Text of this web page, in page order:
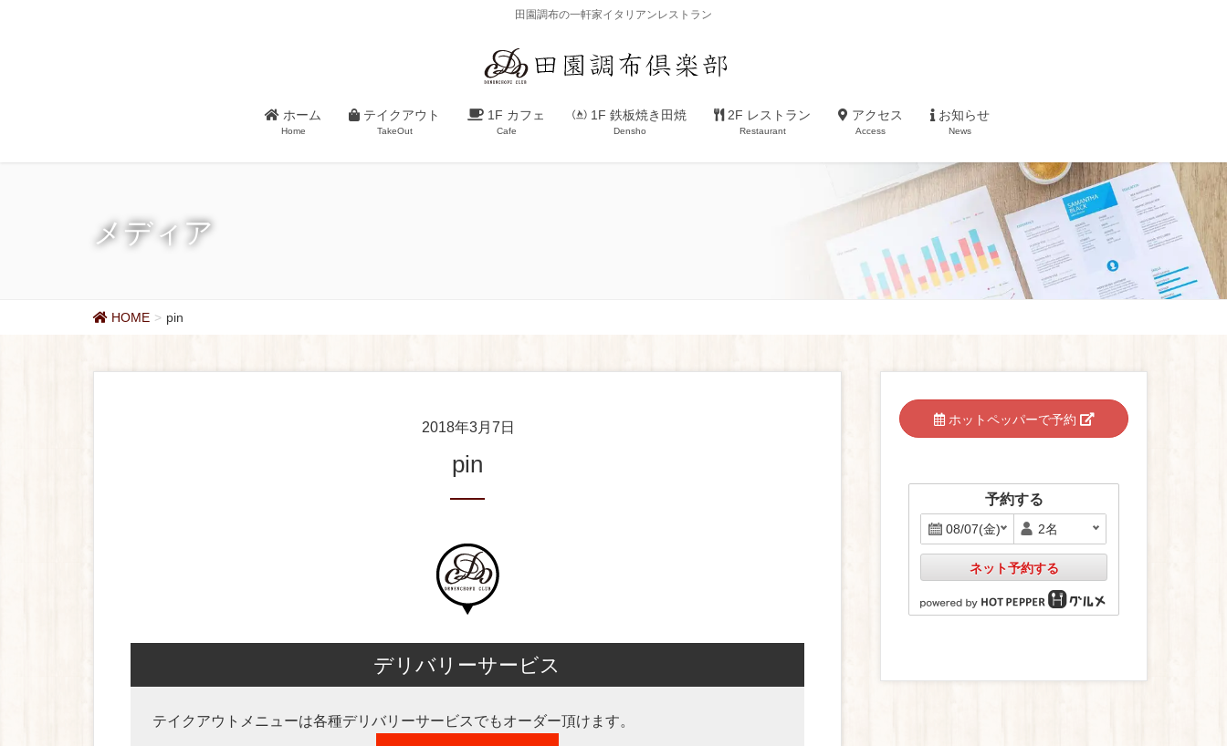
田園調布の一軒家イタリアンレストラン
ホーム
Home
テイクアウト
TakeOut
1F カフェ
Cafe
1F 鉄板焼き田焼
Densho
2F レストラン
Restaurant
アクセス
Access
お知らせ
News
メディア
HOME pin
2018年3月7日
pin
デリバリーサービス
テイクアウトメニューは各種デリバリーサービスでもオーダー頂けます。
ホットペッパーで予約
予約する
ネット予約する